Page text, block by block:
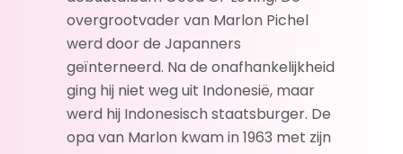
overgrootvader van Marlon Pichel
werd door de Japanners
geïnterneerd. Na de onafhankelijkheid
ging hij niet weg uit Indonesië, maar
werd hij Indonesisch staatsburger. De
opa van Marlon kwam in 1963 met zijn